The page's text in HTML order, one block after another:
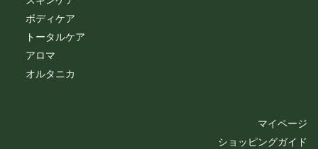
ボディケア
トータルケア
アロマ
オルタニカ
マイページ
ショッピングガイド